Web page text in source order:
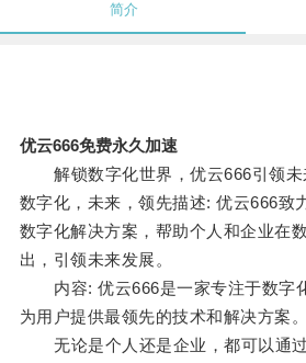
简介
优云666免费永久加速
解锁数字化世界，优云666引领未
数字化，未来，领先描述: 优云666致
数字化解决方案，帮助个人和企业在
出，引领未来发展。
内容: 优云666是一家专注于数字
为用户提供最领先的技术和解决方案。
无论是个人还是企业，都可以通过